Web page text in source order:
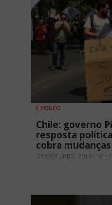
É POUCO
Chile: governo
resposta
cobra
29 OUTUBRO, 2019 -